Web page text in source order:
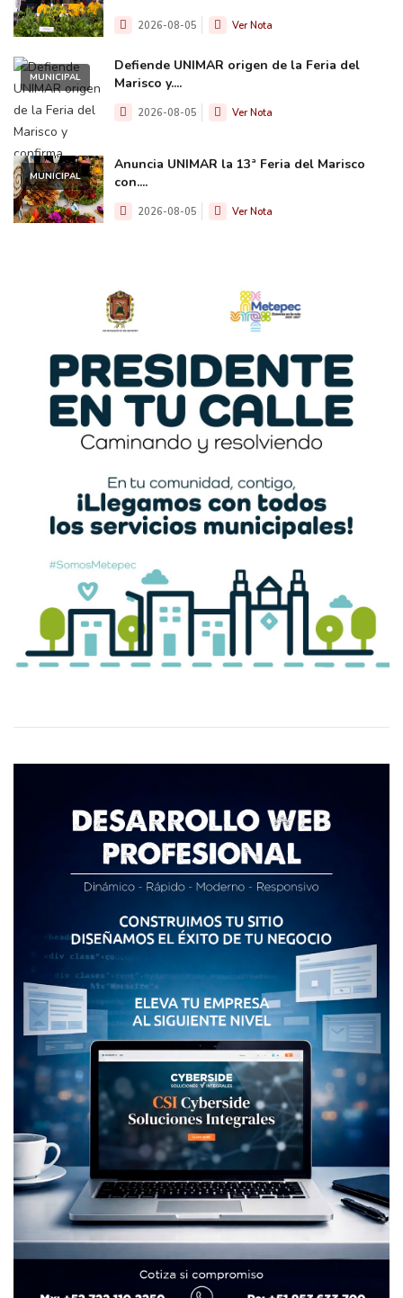
2026-08-05 Ver Nota
MUNICIPAL
Defiende UNIMAR origen de la Feria del
Marisco y....
2026-08-05 Ver Nota
MUNICIPAL
Anuncia UNIMAR la 13ª Feria del Marisco
con....
2026-08-05 Ver Nota